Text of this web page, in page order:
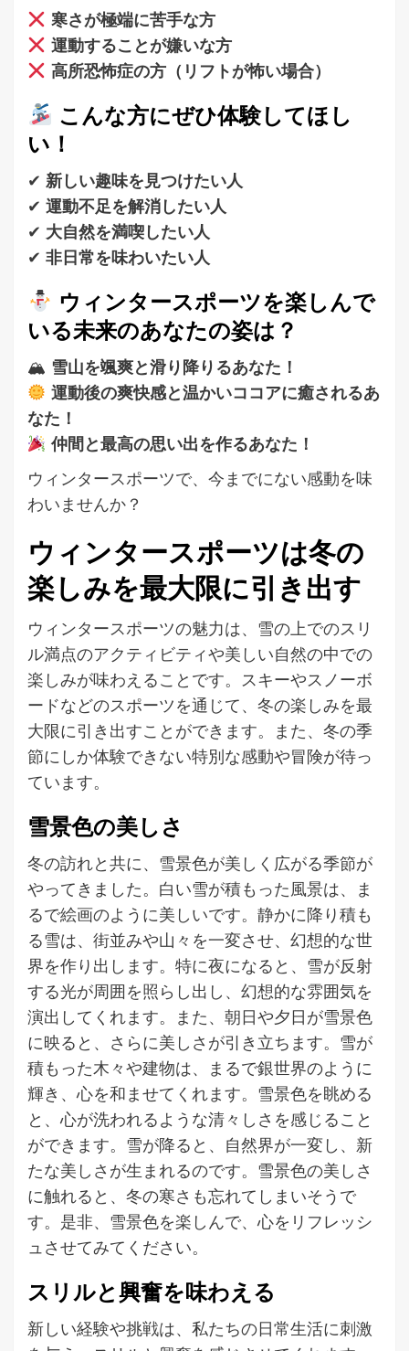
寒さが極端に苦手な方
運動することが嫌いな方
高所恐怖症の方（リフトが怖い場合）
こんな方にぜひ体験してほし
い！
✔ 新しい趣味を見つけたい人
✔ 運動不足を解消したい人
✔ 大自然を満喫したい人
✔ 非日常を味わいたい人
ウィンタースポーツを楽しんで
いる未来のあなたの姿は？
🏔 雪山を颯爽と滑り降りるあなた！
運動後の爽快感と温かいココアに癒されるあ
なた！
仲間と最高の思い出を作るあなた！
ウィンタースポーツで、今までにない感動を味
わいませんか？
ウィンタースポーツは冬の
楽しみを最大限に引き出す
ウィンタースポーツの魅力は、雪の上でのスリ
ル満点のアクティビティや美しい自然の中での
楽しみが味わえることです。スキーやスノーボ
ードなどのスポーツを通じて、冬の楽しみを最
大限に引き出すことができます。また、冬の季
節にしか体験できない特別な感動や冒険が待っ
ています。
雪景色の美しさ
冬の訪れと共に、雪景色が美しく広がる季節が
やってきました。白い雪が積もった風景は、ま
るで絵画のように美しいです。静かに降り積も
る雪は、街並みや山々を一変させ、幻想的な世
界を作り出します。特に夜になると、雪が反射
する光が周囲を照らし出し、幻想的な雰囲気を
演出してくれます。また、朝日や夕日が雪景色
に映ると、さらに美しさが引き立ちます。雪が
積もった木々や建物は、まるで銀世界のように
輝き、心を和ませてくれます。雪景色を眺める
と、心が洗われるような清々しさを感じること
ができます。雪が降ると、自然界が一変し、新
たな美しさが生まれるのです。雪景色の美しさ
に触れると、冬の寒さも忘れてしまいそうで
す。是非、雪景色を楽しんで、心をリフレッシ
ュさせてみてください。
スリルと興奮を味わえる
新しい経験や挑戦は、私たちの日常生活に刺激